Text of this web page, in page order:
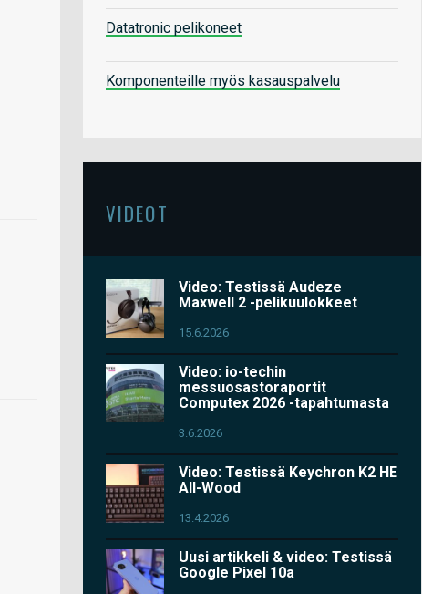
Datatronic pelikoneet
Komponenteille myös kasauspalvelu
VIDEOT
Video: Testissä Audeze
Maxwell 2 -pelikuulokkeet
15.6.2026
Video: io-techin
messuosastoraportit
Computex 2026 -tapahtumasta
3.6.2026
Video: Testissä Keychron K2 HE
All-Wood
13.4.2026
Uusi artikkeli & video: Testissä
Google Pixel 10a